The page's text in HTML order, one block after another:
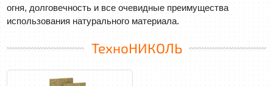
огня, долговечность и все очевидные преимущества
использования натурального материала.
ТехноНИКОЛЬ